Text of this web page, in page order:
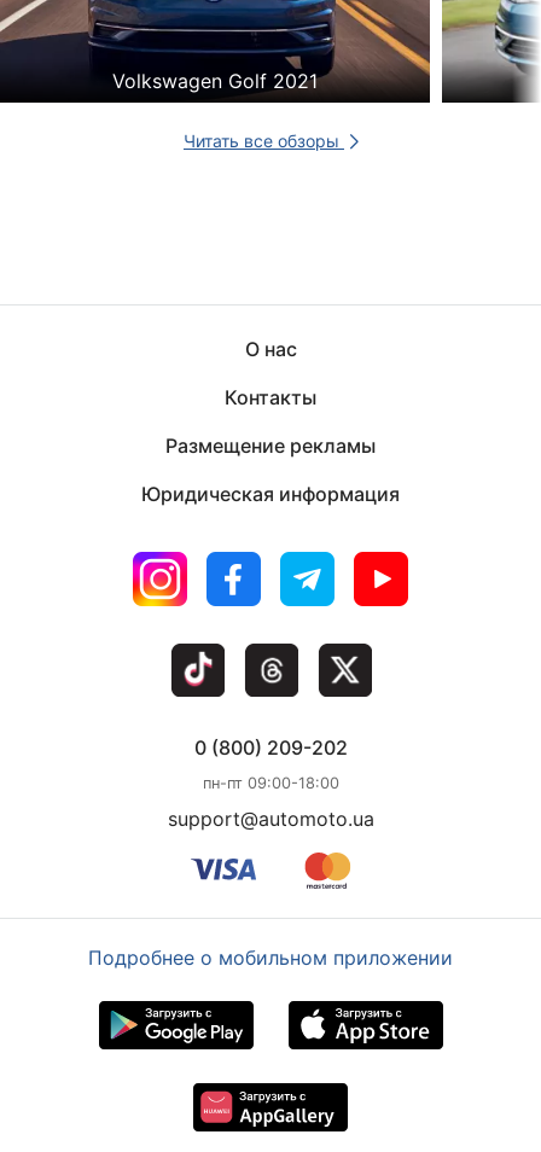
Volkswagen Golf 2021
Читать все обзоры
О нас
Контакты
Размещение рекламы
Юридическая информация
0 (800) 209-202
пн-пт 09:00-18:00
support@automoto.ua
Подробнее о мобильном приложении